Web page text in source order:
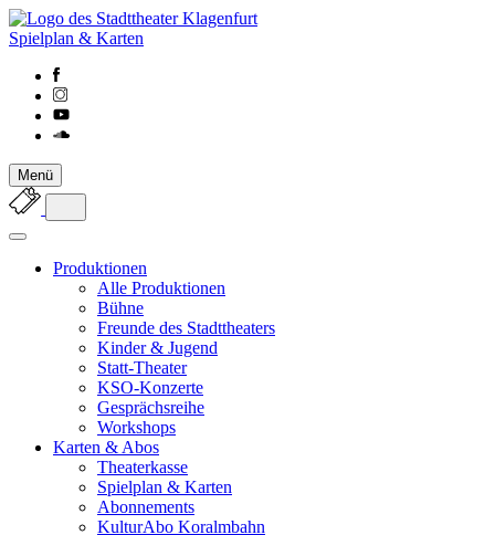
Spielplan & Karten
Menü
Produktionen
Alle Produktionen
Bühne
Freunde des Stadttheaters
Kinder & Jugend
Statt-Theater
KSO-Konzerte
Gesprächsreihe
Workshops
Karten & Abos
Theaterkasse
Spielplan & Karten
Abonnements
KulturAbo Koralmbahn